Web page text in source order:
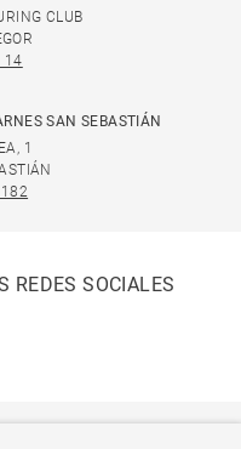
CLUB
14
SAN SEBASTIÁN
1
REDES SOCIALES